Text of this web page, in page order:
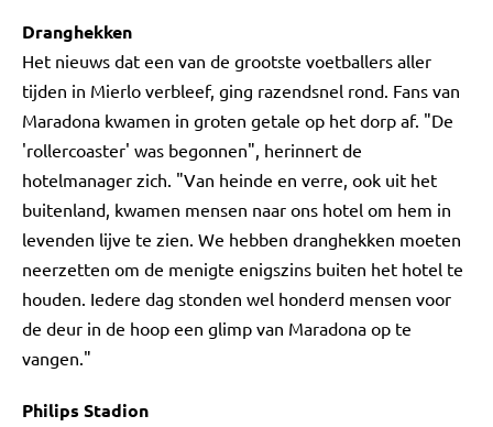
Dranghekken
Het nieuws dat een van de grootste voetballers aller
tijden in Mierlo verbleef, ging razendsnel rond. Fans van
Maradona kwamen in groten getale op het dorp af. "De
'rollercoaster' was begonnen", herinnert de
hotelmanager zich. "Van heinde en verre, ook uit het
buitenland, kwamen mensen naar ons hotel om hem in
levenden lijve te zien. We hebben dranghekken moeten
neerzetten om de menigte enigszins buiten het hotel te
houden. Iedere dag stonden wel honderd mensen voor
de deur in de hoop een glimp van Maradona op te
vangen."
Philips Stadion